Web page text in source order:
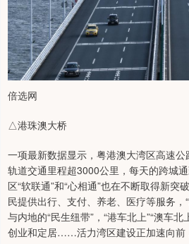
倍选网
△港珠澳大桥
一项最新数据显示，粤港澳大湾区高速公
轨道交通里程超3000公里，每天的跨城
区“软联通”和“心相通”也在不断取得新突
民提供出行、支付、养老、医疗等服务，
与内地的“民生纽带”，“港车北上”“澳车
创业和定居……活力湾区建设正加速向前